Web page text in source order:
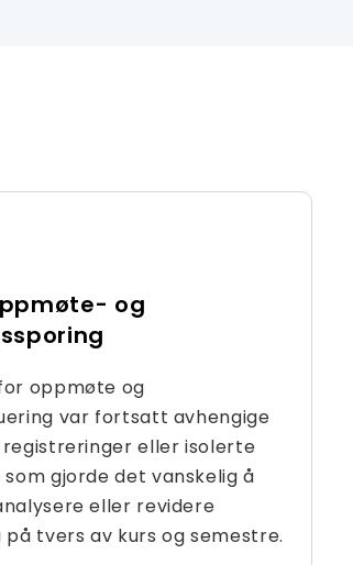
og
oppmøte og
var fortsatt avhengige
eller isolerte
gjorde det vanskelig å
eller revidere
tvers av kurs og semestre.